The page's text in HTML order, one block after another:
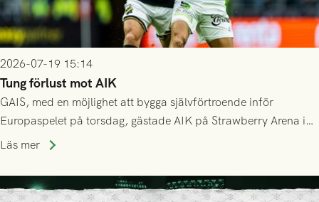
2026-07-19 15:14
Tung förlust mot AIK
GAIS, med en möjlighet att bygga självförtroende inför
Europaspelet på torsdag, gästade AIK på Strawberry Arena i
Stockholm . Men trots konstant hotande i första halvlek av
lyckades få in 2-0.
Läs mer